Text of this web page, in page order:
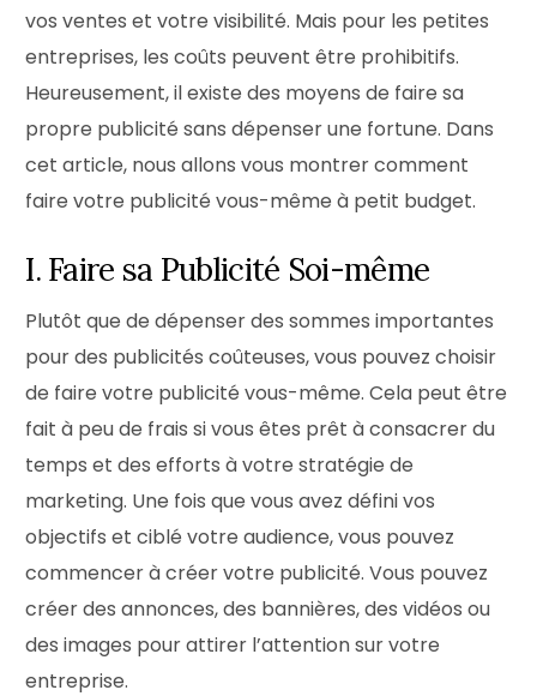
vos ventes et votre visibilité. Mais pour les petites
entreprises, les coûts peuvent être prohibitifs.
Heureusement, il existe des moyens de faire sa
propre publicité sans dépenser une fortune. Dans
cet article, nous allons vous montrer comment
faire votre publicité vous-même à petit budget.
I. Faire sa Publicité Soi-même
Plutôt que de dépenser des sommes importantes
pour des publicités coûteuses, vous pouvez choisir
de faire votre publicité vous-même. Cela peut être
fait à peu de frais si vous êtes prêt à consacrer du
temps et des efforts à votre stratégie de
marketing. Une fois que vous avez défini vos
objectifs et ciblé votre audience, vous pouvez
commencer à créer votre publicité. Vous pouvez
créer des annonces, des bannières, des vidéos ou
des images pour attirer l’attention sur votre
entreprise.